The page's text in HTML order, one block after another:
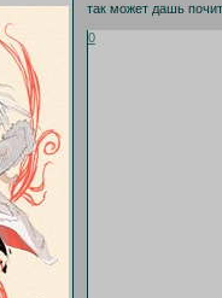
так может дашь
0